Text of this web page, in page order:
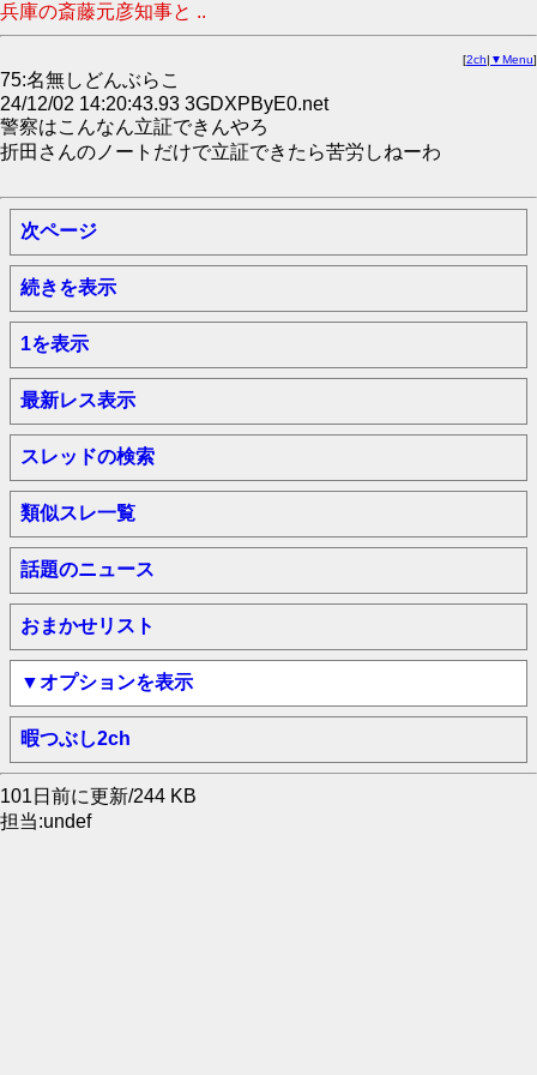
兵庫の斎藤元彦知事と ..
[2ch| ▼Menu]
75:名無しどんぶらこ
24/12/02 14:20:43.93 3GDXPByE0.net
警察はこんなん立証できんやろ
折田さんのノートだけで立証できたら苦労しねーわ
次ページ
続きを表示
1を表示
最新レス表示
スレッドの検索
類似スレ一覧
話題のニュース
おまかせリスト
▼オプションを表示
暇つぶし2ch
101日前に更新/244 KB
担当:undef